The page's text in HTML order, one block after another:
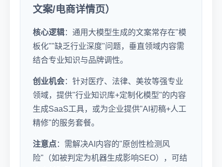
文案/电商详情页）
核心逻辑：通用大模型生成的文案常存在"模
板化""缺乏行业深度"问题，垂直领域内容需
结合专业知识与品牌调性。
创业机会：针对医疗、法律、美妆等强专业
领域，提供"行业知识库+定制化模型"的内容
生成SaaS工具，或为企业提供"AI初稿+人工
精修"的服务套餐。
注意点：需解决AI内容的"原创性检测风
险"（如被判定为机器生成影响SEO），可结